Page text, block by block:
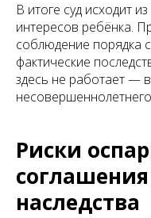
В итоге суд исходит
интересов ребёнка.
соблюдение порядка
фактические
здесь не работает —
Риски
наследства